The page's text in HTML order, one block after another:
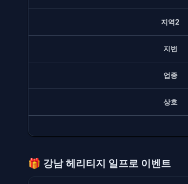
지역2
지번
업종
상호
🎁 강남 헤리티지 일프로 이벤트